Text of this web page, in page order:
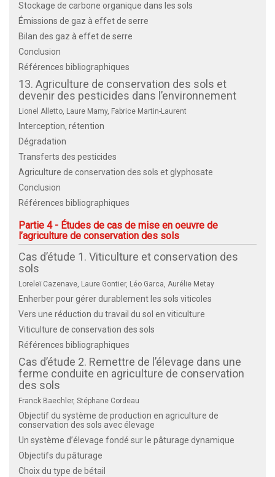
Stockage de carbone organique dans les sols
Émissions de gaz à effet de serre
Bilan des gaz à effet de serre
Conclusion
Références bibliographiques
13. Agriculture de conservation des sols et
devenir des pesticides dans l’environnement
Lionel Alletto, Laure Mamy, Fabrice Martin-Laurent
Interception, rétention
Dégradation
Transferts des pesticides
Agriculture de conservation des sols et glyphosate
Conclusion
Références bibliographiques
Partie 4 - Études de cas de mise en oeuvre de
l’agriculture de conservation des sols
Cas d’étude 1. Viticulture et conservation des
sols
Loreleï Cazenave, Laure Gontier, Léo Garca, Aurélie Metay
Enherber pour gérer durablement les sols viticoles
Vers une réduction du travail du sol en viticulture
Viticulture de conservation des sols
Références bibliographiques
Cas d’étude 2. Remettre de l’élevage dans une
ferme conduite en agriculture de conservation
des sols
Franck Baechler, Stéphane Cordeau
Objectif du système de production en agriculture de
conservation des sols avec élevage
Un système d’élevage fondé sur le pâturage dynamique
Objectifs du pâturage
Choix du type de bétail